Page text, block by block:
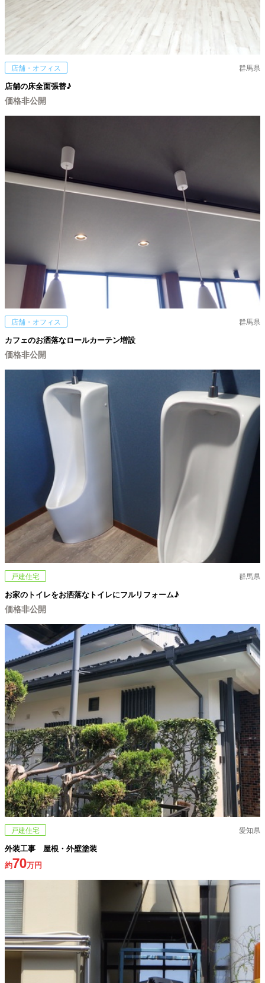
店舗・オフィス 群馬県
店舗の床全面張替♪
価格非公開
店舗・オフィス 群馬県
カフェのお洒落なロールカーテン増設
価格非公開
戸建住宅 群馬県
お家のトイレをお洒落なトイレにフルリフォーム♪
価格非公開
戸建住宅 愛知県
外装工事 屋根・外壁塗装
約70万円